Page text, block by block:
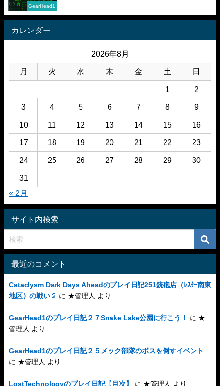
GearHead1
カレンダー
2026年8月
月 火 水 木 金 土 日
1 2
3 4 5 6 7 8 9
10 11 12 13 14 15 16
17 18 19 20 21 22 23
24 25 26 27 28 29 30
31
« 2月
サイト内検索
最近のコメント
Cataclysm Dark Days Aheadのプレイ日記251銃砲店（ﾚｽﾀｰ南東
地区）の戦い２ に ★管理人 より
GearHead1のプレイ日記２７Snake Lake公園に行こう！ に ★
管理人
より
GearHead1のプレイ日記２５メック部隊のボスを倒すイベント
に ★管理人 より
LostTechnologyのプレイ日記【目次】 に ★管理人 より